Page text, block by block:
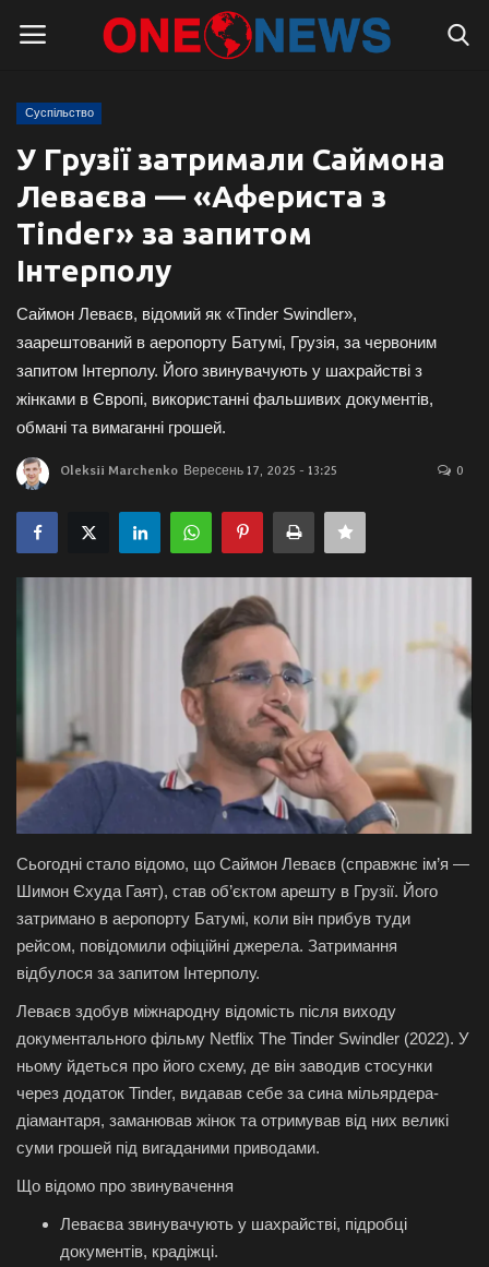
Логін
Головна
Контакти
Про нас
Підтримати проєкт
Правила для блогерів
Суспільство
Галерея
Політика
Спорт
Авто
Відео
Мова
Ukraine
Суспільство
У Грузії затримали Саймона
Леваєва — «Афериста з
Tinder» за запитом
Інтерполу
Саймон Леваєв, відомий як «Tinder Swindler»,
заарештований в аеропорту Батумі, Грузія, за червоним
запитом Інтерполу. Його звинувачують у шахрайстві з
жінками в Європі, використанні фальшивих документів,
обмані та вимаганні грошей.
Oleksii Marchenko Вересень 17, 2025 - 13:25 0
Сьогодні стало відомо, що Саймон Леваєв (справжнє ім’я —
Шимон Єхуда Гаят), став об’єктом арешту в Грузії. Його
затримано в аеропорту Батумі, коли він прибув туди
рейсом, повідомили офіційні джерела. Затримання
відбулося за запитом Інтерполу.
Леваєв здобув міжнародну відомість після виходу
документального фільму Netflix The Tinder Swindler (2022). У
ньому йдеться про його схему, де він заводив стосунки
через додаток Tinder, видавав себе за сина мільярдера-
діамантаря, заманював жінок та отримував від них великі
суми грошей під вигаданими приводами.
Що відомо про звинувачення
Леваєва звинувачують у шахрайстві, підробці
документів, крадіжці.